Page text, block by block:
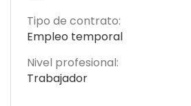
Tipo de contrato:
Empleo temporal
Nivel profesional:
Trabajador